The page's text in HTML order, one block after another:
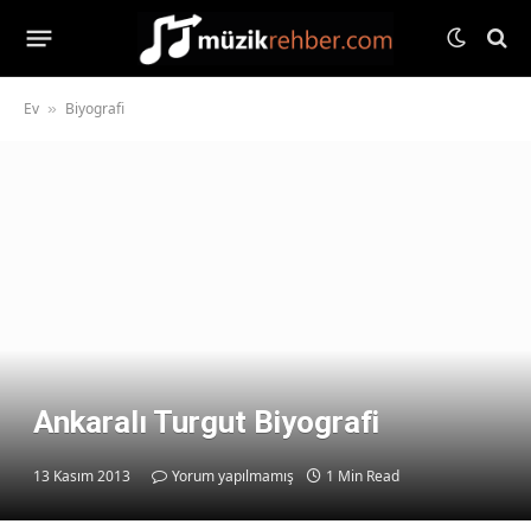
Ev » Biyografi
Ankaralı Turgut Biyografi
13 Kasım 2013 Yorum yapılmamış 1 Min Read